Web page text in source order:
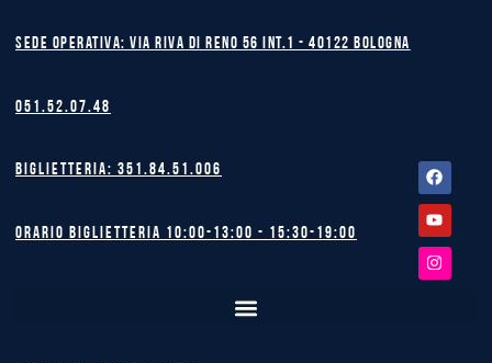
Facebook
Youtube
Instagram
Sede operativa: Via Riva di Reno 56 int.1 - 40122 BOLOGNA
051.52.07.48
Biglietteria: 351.84.51.006
Orario biglietteria 10:00-13:00 - 15:30-19:00